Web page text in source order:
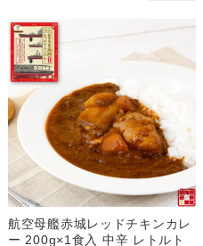
航空母艦赤城レッドチキンカレ
ー 200g×1食入 中辛 レトルト